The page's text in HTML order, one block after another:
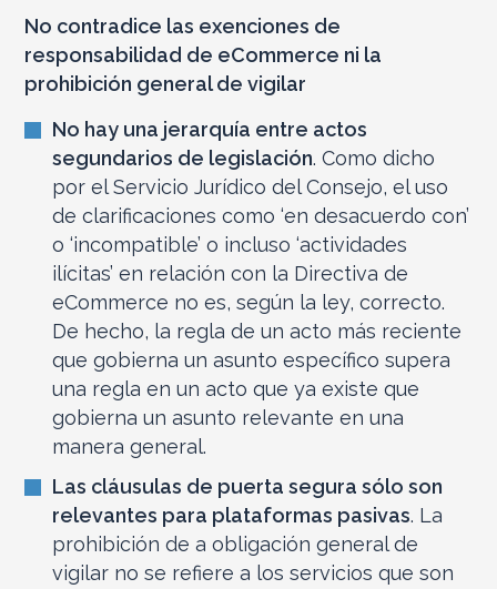
No contradice las exenciones de
responsabilidad de eCommerce ni la
prohibición general de vigilar
No hay una jerarquía entre actos
segundarios de legislación. Como dicho
por el Servicio Jurídico del Consejo, el uso
de clarificaciones como ‘en desacuerdo con’
o ‘incompatible’ o incluso ‘actividades
ilícitas’ en relación con la Directiva de
eCommerce no es, según la ley, correcto.
De hecho, la regla de un acto más reciente
que gobierna un asunto específico supera
una regla en un acto que ya existe que
gobierna un asunto relevante en una
manera general.
Las cláusulas de puerta segura sólo son
relevantes para plataformas pasivas. La
prohibición de a obligación general de
vigilar no se refiere a los servicios que son